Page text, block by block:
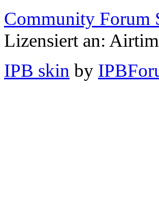
Community Forum
Lizensiert an:
IPB skin by